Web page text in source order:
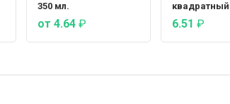
350 мл.
от 4.64 ₽
квадратный
6.51₽